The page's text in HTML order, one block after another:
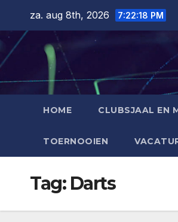
inhoud
za. aug 8th, 2026 7:22:19 PM
HOME CLUBSJAAL EN
TOERNOOIEN
Tag: Darts